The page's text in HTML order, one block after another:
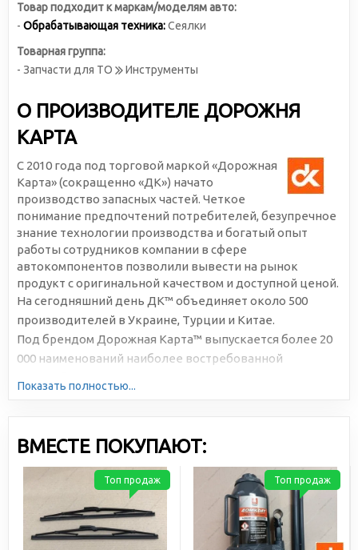
Товар подходит к маркам/моделям авто:
- Обрабатывающая техника:Сеялки
Товарная группа:
- Запчасти для ТО
Инструменты
О ПРОИЗВОДИТЕЛЕ ДОРОЖНЯ
КАРТА
С 2010 года под торговой маркой «Дорожная
Карта» (сокращенно «ДК») начато
производство запасных частей. Четкое
понимание предпочтений потребителей, безупречное
знание технологии производства и богатый опыт
работы сотрудников компании в сфере
автокомпонентов позволили вывести на рынок
продукт с оригинальной качеством и доступной ценой.
На сегодняшний день ДК™ объединяет около 500
производителей в Украине, Турции и Китае.
Под брендом Дорожная Карта™ выпускается более 20
000 наименований наиболее востребованной
Показать полностью...
ВМЕСТЕ ПОКУПАЮТ:
Топ продаж Топ продаж